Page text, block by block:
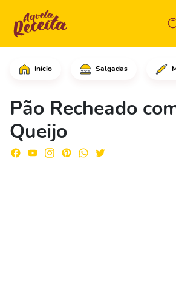
Início Salgadas
Pão Recheado
Queijo
Em uma tigela